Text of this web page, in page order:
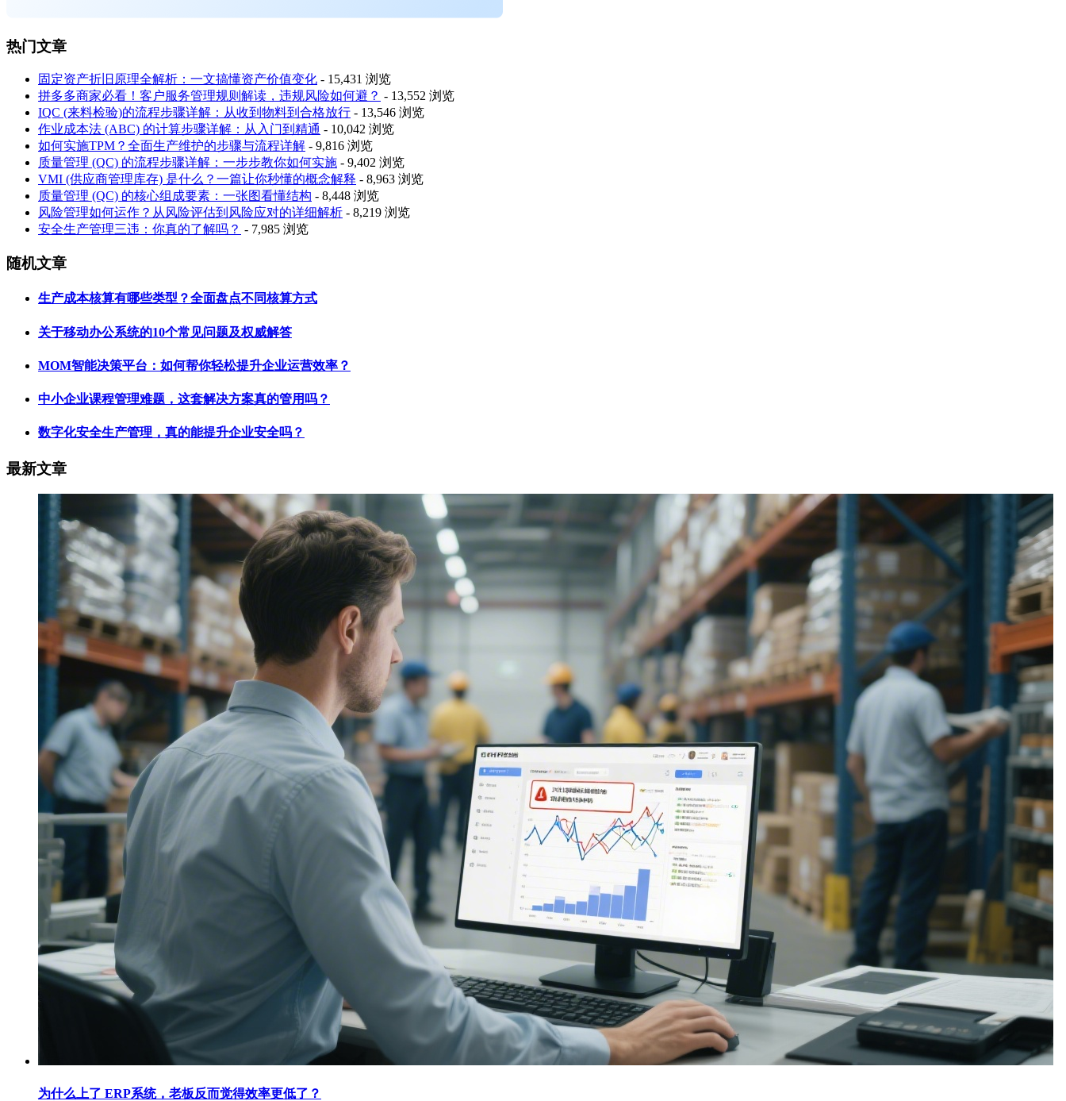
热门文章
固定资产折旧原理全解析：一文搞懂资产价值变化 - 15,431 浏览
拼多多商家必看！客户服务管理规则解读，违规风险如何避？ - 13,552 浏览
IQC (来料检验)的流程步骤详解：从收到物料到合格放行 - 13,546 浏览
作业成本法 (ABC) 的计算步骤详解：从入门到精通 - 10,042 浏览
如何实施TPM？全面生产维护的步骤与流程详解 - 9,816 浏览
质量管理 (QC) 的流程步骤详解：一步步教你如何实施 - 9,402 浏览
VMI (供应商管理库存) 是什么？一篇让你秒懂的概念解释 - 8,963 浏览
质量管理 (QC) 的核心组成要素：一张图看懂结构 - 8,448 浏览
风险管理如何运作？从风险评估到风险应对的详细解析 - 8,219 浏览
安全生产管理三违：你真的了解吗？ - 7,985 浏览
随机文章
生产成本核算有哪些类型？全面盘点不同核算方式
关于移动办公系统的10个常见问题及权威解答
MOM智能决策平台：如何帮你轻松提升企业运营效率？
中小企业课程管理难题，这套解决方案真的管用吗？
数字化安全生产管理，真的能提升企业安全吗？
最新文章
为什么上了 ERP系统，老板反而觉得效率更低了？